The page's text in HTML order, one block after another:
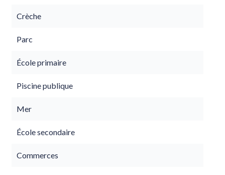
Crèche
Parc
École primaire
Piscine publique
Mer
École secondaire
Commerces